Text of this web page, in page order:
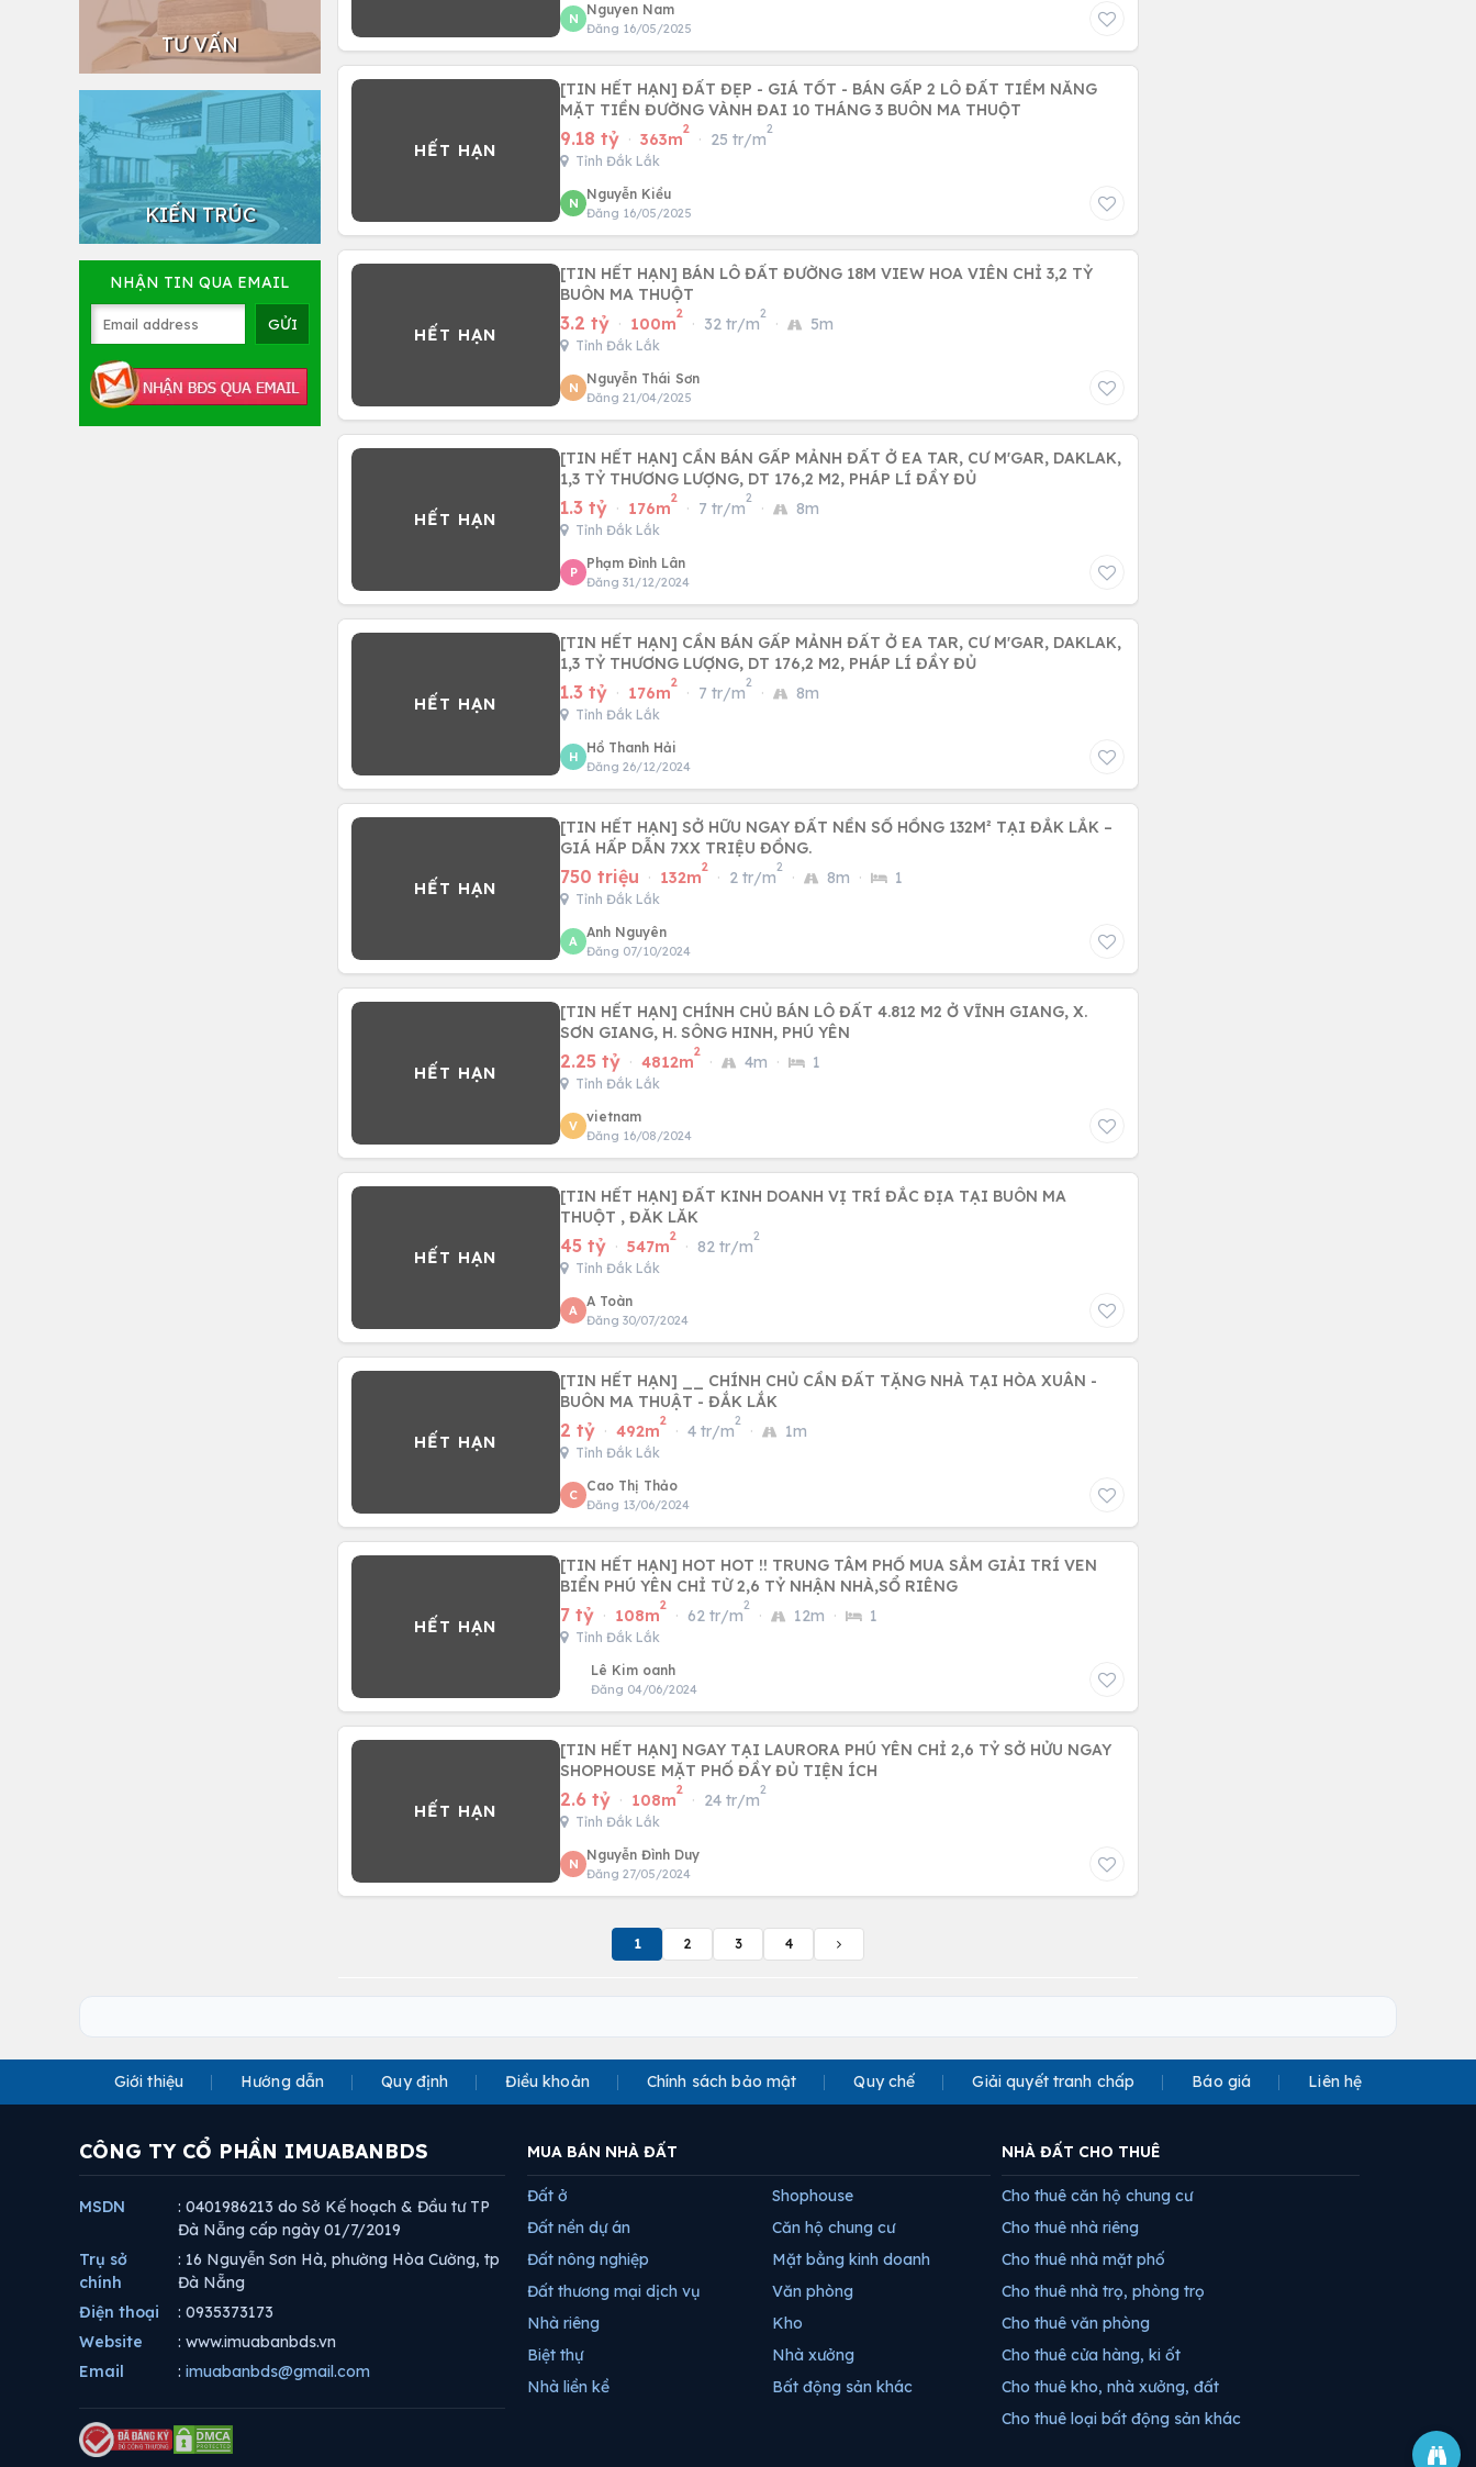
TƯ VẤN
KIẾN TRÚC
NHẬN TIN QUA EMAIL
N
Nguyen Nam
Đăng 16/05/2025
[TIN HẾT HẠN] ĐẤT ĐẸP - GIÁ TỐT - BÁN GẤP 2 LÔ ĐẤT TIỀM NĂNG
MẶT TIỀN ĐƯỜNG VÀNH ĐAI 10 THÁNG 3 BUÔN MA THUỘT
9.18 tỷ · 363m
2
· 25 tr/m
2
Tỉnh Đắk Lắk
N
Nguyễn Kiều
Đăng 16/05/2025
[TIN HẾT HẠN] BÁN LÔ ĐẤT ĐƯỜNG 18M VIEW HOA VIÊN CHỈ 3,2 TỶ
BUÔN MA THUỘT
3.2 tỷ · 100m
2
· 32 tr/m
2
· 5m
Tỉnh Đắk Lắk
N
Nguyễn Thái Sơn
Đăng 21/04/2025
[TIN HẾT HẠN] CẦN BÁN GẤP MẢNH ĐẤT Ở EA TAR, CƯ M'GAR, DAKLAK,
1,3 TỶ THƯƠNG LƯỢNG, DT 176,2 M2, PHÁP LÍ ĐẦY ĐỦ
1.3 tỷ · 176m
2
· 7 tr/m
2
· 8m
Tỉnh Đắk Lắk
P
Phạm Đình Lân
Đăng 31/12/2024
[TIN HẾT HẠN] CẦN BÁN GẤP MẢNH ĐẤT Ở EA TAR, CƯ M'GAR, DAKLAK,
1,3 TỶ THƯƠNG LƯỢNG, DT 176,2 M2, PHÁP LÍ ĐẦY ĐỦ
1.3 tỷ · 176m
2
· 7 tr/m
2
· 8m
Tỉnh Đắk Lắk
H
Hồ Thanh Hải
Đăng 26/12/2024
[TIN HẾT HẠN] SỞ HỮU NGAY ĐẤT NỀN SỔ HỒNG 132M² TẠI ĐẮK LẮK –
GIÁ HẤP DẪN 7XX TRIỆU ĐỒNG.
750 triệu · 132m
2
· 2 tr/m
2
· 8m · 1
Tỉnh Đắk Lắk
A
Anh Nguyên
Đăng 07/10/2024
[TIN HẾT HẠN] CHÍNH CHỦ BÁN LÔ ĐẤT 4.812 M2 Ở VĨNH GIANG, X.
SƠN GIANG, H. SÔNG HINH, PHÚ YÊN
2.25 tỷ · 4812m
2
· 4m · 1
Tỉnh Đắk Lắk
V
vietnam
Đăng 16/08/2024
[TIN HẾT HẠN] ĐẤT KINH DOANH VỊ TRÍ ĐẮC ĐỊA TẠI BUÔN MA
THUỘT , ĐĂK LĂK
45 tỷ · 547m
2
· 82 tr/m
2
Tỉnh Đắk Lắk
A
A Toàn
Đăng 30/07/2024
[TIN HẾT HẠN] __ CHÍNH CHỦ CẦN ĐẤT TẶNG NHÀ TẠI HÒA XUÂN -
BUÔN MA THUẬT - ĐẮK LẮK
2 tỷ · 492m
2
· 4 tr/m
2
· 1m
Tỉnh Đắk Lắk
C
Cao Thị Thảo
Đăng 13/06/2024
[TIN HẾT HẠN] HOT HOT !! TRUNG TÂM PHỐ MUA SẮM GIẢI TRÍ VEN
BIỂN PHÚ YÊN CHỈ TỪ 2,6 TỶ NHẬN NHÀ,SỔ RIÊNG
7 tỷ · 108m
2
· 62 tr/m
2
· 12m · 1
Tỉnh Đắk Lắk
Lê Kim oanh
Đăng 04/06/2024
[TIN HẾT HẠN] NGAY TẠI LAURORA PHÚ YÊN CHỈ 2,6 TỶ SỞ HỬU NGAY
SHOPHOUSE MẶT PHỐ ĐẦY ĐỦ TIỆN ÍCH
2.6 tỷ · 108m
2
· 24 tr/m
2
Tỉnh Đắk Lắk
N
Nguyễn Đình Duy
Đăng 27/05/2024
1 2 3 4
Giới thiệu Hướng dẫn Quy định Điều khoản Chính sách bảo mật Quy chế Giải quyết tranh chấp Báo giá Liên hệ
CÔNG TY CỔ PHẦN IMUABANBDS
MSDN
: 0401986213 do Sở Kế hoạch & Đầu tư TP
Đà Nẵng cấp ngày 01/7/2019
Trụ sở
chính
: 16 Nguyễn Sơn Hà, phường Hòa Cường, tp
Đà Nẵng
Điện thoại
: 0935373173
Website
: www.imuabanbds.vn
Email
: imuabanbds@gmail.com
MUA BÁN NHÀ ĐẤT
Đất ở
Đất nền dự án
Đất nông nghiệp
Đất thương mại dịch vụ
Nhà riêng
Biệt thự
Nhà liền kề
Shophouse
Căn hộ chung cư
Mặt bằng kinh doanh
Văn phòng
Kho
Nhà xưởng
Bất động sản khác
NHÀ ĐẤT CHO THUÊ
Cho thuê căn hộ chung cư
Cho thuê nhà riêng
Cho thuê nhà mặt phố
Cho thuê nhà trọ, phòng trọ
Cho thuê văn phòng
Cho thuê cửa hàng, ki ốt
Cho thuê kho, nhà xưởng, đất
Cho thuê loại bất động sản khác